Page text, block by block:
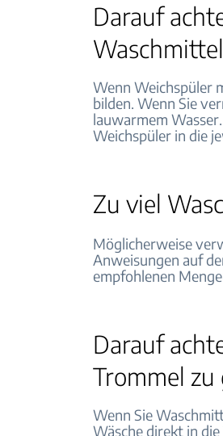
Darauf
Wenn Weichspüler
bilden. Wenn Sie
lauwarmem
Weichspüler in die
Zu viel
Möglicherweise
Anweisungen auf
empfohlenen
Darauf
Trommel zu
Wenn Sie
Wäsche direkt in